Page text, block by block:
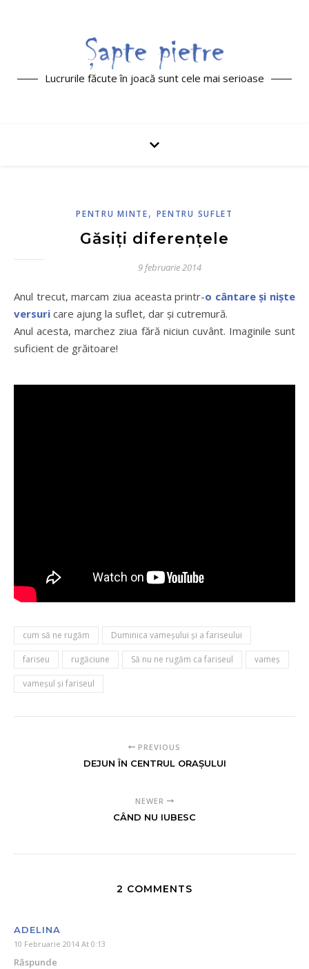
Lucrurile făcute în joacă sunt cele mai serioase
PENTRU MINTE, PENTRU SUFLET
Găsiți diferențele
9 februarie 2014
Anul trecut, marcam ziua aceasta printr-o cântare și niște
versuri care ajung la suflet, dar și cutremură.
Anul acesta, marchez ziua fără niciun cuvânt. Imaginile sunt
suficient de grăitoare!
cum să ne rugăm Duminica vameşului şi a fariseului
fariseu rugăciune Să nu ne rugăm ca fariseul vameş
vameşul şi fariseul
PREVIOUS
DEJUN ÎN CENTRUL ORAŞULUI
NEWER
CÂND NU IUBESC
2 COMMENTS
ADELINA
10 Februarie 2014 At 0:13
Răspunde